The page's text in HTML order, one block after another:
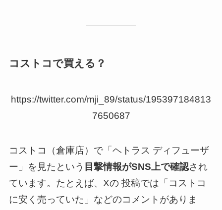
コストコで買える？
https://twitter.com/mji_89/status/195397184813
7650687
コストコ（倉庫店）で「ヘトラス ディフューザ
ー」を見たという 目撃情報がSNS上で確認され
ています。たとえば、Xの 投稿では「コストコ
に安く売っていた」などのコメントがありま